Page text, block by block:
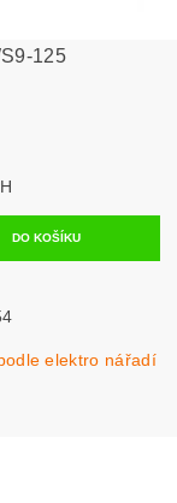
125
elektro nářadí